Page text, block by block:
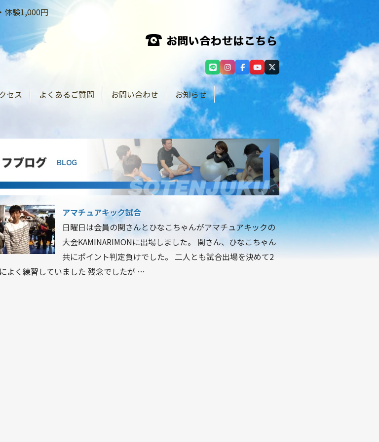
体験1,000円
セス よくあるご質問 お問い合わせ
お知らせ
アマチュアキック試合
日曜日は会員の関さんとひなこちゃんがアマチュアキックの
大会KAMINARIMONに出場しました。 関さん、ひなこちゃん
共にポイント判定負けでした。 二人とも試合出場を決めて2
よく練習していました 残念でしたが …